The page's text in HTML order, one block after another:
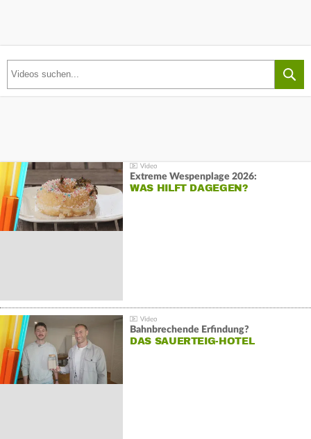
Extreme Wespenplage 2026:
WAS HILFT DAGEGEN?
Bahnbrechende Erfindung?
DAS SAUERTEIG-HOTEL